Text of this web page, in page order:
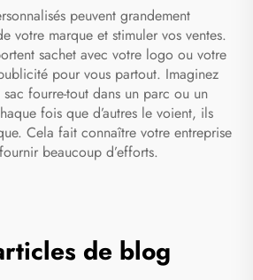
peuvent grandement
votre marque et stimuler vos ventes.
sachet avec votre logo ou votre
pour vous partout. Imaginez
fourre-tout dans un parc ou un
fois que d’autres le voient, ils
Cela fait connaître votre entreprise
beaucoup d’efforts.
de blog